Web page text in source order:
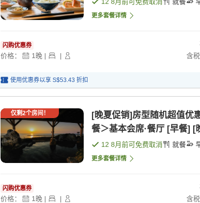
更多套餐详情
闪购优惠券
价格： 1 晚 | | 含
使用优惠券以享 S$53.43 折扣
仅剩2个房间！
[晚夏促销]房型随机超值优
餐＞基本会席·餐厅 [早餐] [
12 8月前可免费取消 就餐
更多套餐详情
闪购优惠券
价格： 1 晚 | | 含